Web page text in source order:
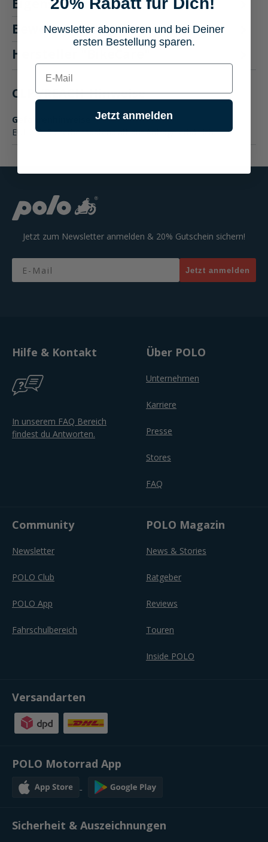
Eigenschaften
Bewertungen
2
Hersteller "BikeCare"
CLP-/REACH-Hinweise
Gefahrenhinweise
EUH210: Sicherheitsdatenblatt auf Anfrage erhältlich.
Jetzt zum Newsletter anmelden & 20% Gutschein sichern!
Email
Jetzt anmelden
Hilfe & Kontakt
In unserem FAQ Bereich
findest du Antworten.
Über POLO
Unternehmen
Karriere
Presse
Stores
FAQ
Community
Newsletter
POLO Club
POLO App
Fahrschulbereich
POLO Magazin
News & Stories
Ratgeber
Reviews
Touren
Inside POLO
Versandarten
POLO Motorrad App
Sicherheit & Auszeichnungen
Newsletter abonnieren und bei Deiner
ersten Bestellung sparen.
E-mail
Jetzt anmelden